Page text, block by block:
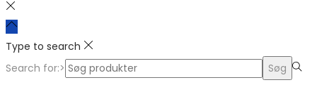
Type to search
Search for:>
Søg